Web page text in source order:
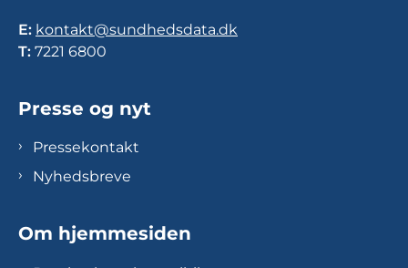
E: kontakt@sundhedsdata.dk
T: 7221 6800
Presse og nyt
Pressekontakt
Nyhedsbreve
Om hjemmesiden